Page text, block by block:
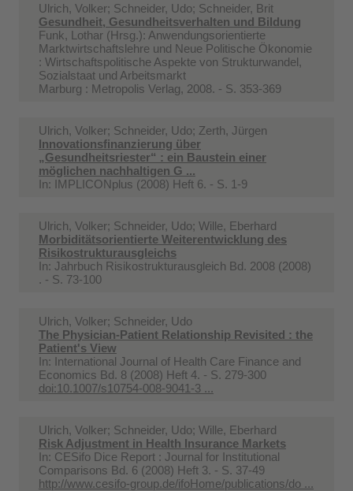
Ulrich, Volker; Schneider, Udo; Schneider, Brit
Gesundheit, Gesundheitsverhalten und Bildung
Funk, Lothar (Hrsg.): Anwendungsorientierte
Marktwirtschaftslehre und Neue Politische Ökonomie
: Wirtschaftspolitische Aspekte von Strukturwandel,
Sozialstaat und Arbeitsmarkt
Marburg : Metropolis Verlag, 2008. - S. 353-369
Ulrich, Volker; Schneider, Udo; Zerth, Jürgen
Innovationsfinanzierung über
„Gesundheitsriester“ : ein Baustein einer
möglichen nachhaltigen G ...
In: IMPLICONplus (2008) Heft 6. - S. 1-9
Ulrich, Volker; Schneider, Udo; Wille, Eberhard
Morbiditätsorientierte Weiterentwicklung des
Risikostrukturausgleichs
In: Jahrbuch Risikostrukturausgleich Bd. 2008 (2008)
. - S. 73-100
Ulrich, Volker; Schneider, Udo
The Physician-Patient Relationship Revisited : the
Patient's View
In: International Journal of Health Care Finance and
Economics Bd. 8 (2008) Heft 4. - S. 279-300
doi:10.1007/s10754-008-9041-3 ...
Ulrich, Volker; Schneider, Udo; Wille, Eberhard
Risk Adjustment in Health Insurance Markets
In: CESifo Dice Report : Journal for Institutional
Comparisons Bd. 6 (2008) Heft 3. - S. 37-49
http://www.cesifo-group.de/ifoHome/publications/do ...